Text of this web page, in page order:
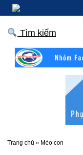
Tìm kiếm
Trang chủ » Mèo con